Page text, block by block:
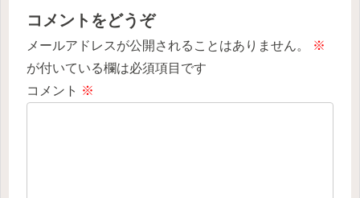
コメントをどうぞ
メールアドレスが公開されることはありません。
※
が付いている欄は必須項目です
コメント ※